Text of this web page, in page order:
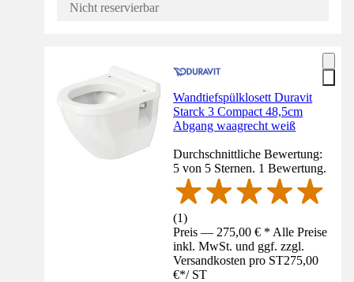
Nicht reservierbar
Wandtiefspülklosett Duravit
Starck 3 Compact 48,5cm
Abgang waagrecht weiß
Durchschnittliche Bewertung:
5 von 5 Sternen. 1 Bewertung.
(1)
Preis — 275,00 € * Alle Preise
inkl. MwSt. und ggf. zzgl.
Versandkosten pro ST275,00
€*/ ST